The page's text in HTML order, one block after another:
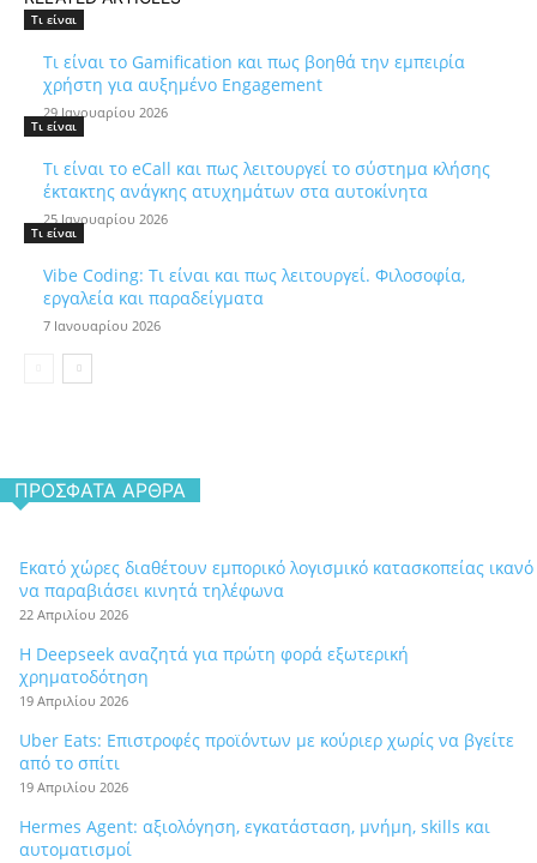
Τι είναι
Τι είναι το Gamification και πως βοηθά την εμπειρία
χρήστη για αυξημένο Engagement
29 Ιανουαρίου 2026
Τι είναι
Τι είναι το eCall και πως λειτουργεί το σύστημα κλήσης
έκτακτης ανάγκης ατυχημάτων στα αυτοκίνητα
25 Ιανουαρίου 2026
Τι είναι
Vibe Coding: Τι είναι και πως λειτουργεί. Φιλοσοφία,
εργαλεία και παραδείγματα
7 Ιανουαρίου 2026
ΠΡΌΣΦΑΤΑ ΆΡΘΡΑ
Εκατό χώρες διαθέτουν εμπορικό λογισμικό κατασκοπείας ικανό
να παραβιάσει κινητά τηλέφωνα
22 Απριλίου 2026
Η Deepseek αναζητά για πρώτη φορά εξωτερική
χρηματοδότηση
19 Απριλίου 2026
Uber Eats: Επιστροφές προϊόντων με κούριερ χωρίς να βγείτε
από το σπίτι
19 Απριλίου 2026
Hermes Agent: αξιολόγηση, εγκατάσταση, μνήμη, skills και
αυτοματισμοί